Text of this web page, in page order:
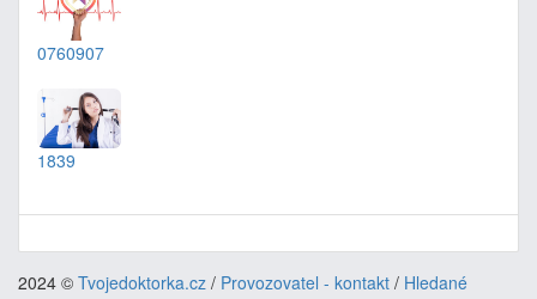
0760907
1839
2024 © Tvojedoktorka.cz / Provozovatel - kontakt / Hledané